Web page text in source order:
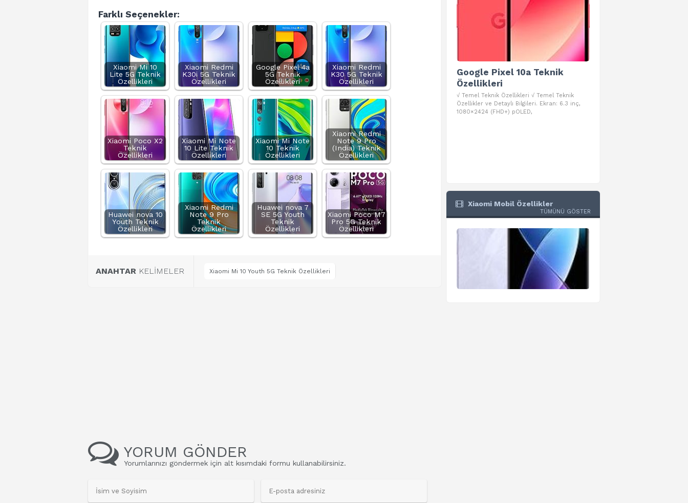
Farklı Seçenekler:
Xiaomi Mi 10
Lite 5G Teknik
Özellikleri
Xiaomi Redmi
K30i 5G Teknik
Özellikleri
Google Pixel 4a
5G Teknik
Özellikleri
Xiaomi Redmi
K30 5G Teknik
Özellikleri
Xiaomi Poco X2
Teknik
Özellikleri
Xiaomi Mi Note
10 Lite Teknik
Özellikleri
Xiaomi Mi Note
10 Teknik
Özellikleri
Xiaomi Redmi
Note 9 Pro
(India) Teknik
Özellikleri
Huawei nova 10
Youth Teknik
Özellikleri
Xiaomi Redmi
Note 9 Pro
Teknik
Özellikleri
Huawei nova 7
SE 5G Youth
Teknik
Özellikleri
Xiaomi Poco M7
Pro 5G Teknik
Özellikleri
ANAHTAR KELİMELER Xiaomi Mi 10 Youth 5G Teknik Özellikleri
YORUM GÖNDER
Yorumlarınızı göndermek için alt kısımdaki formu kullanabilirsiniz.
Google Pixel 10 Pro Teknik
Özellikleri
√ Temel Teknik Özellikleri √ Temel Teknik
Özellikler ve Detaylı Bilgileri. Ekran: 6.3 inç,
1280 x 2856 piksel, 120 Hz LTPO
Google Pixel 10a Teknik
Özellikleri
√ Temel Teknik Özellikleri √ Temel Teknik
Özellikler ve Detaylı Bilgileri. Ekran: 6.3 inç,
1080×2424 (FHD+) pOLED,
Xiaomi Mobil Özellikler
TÜMÜNÜ GÖSTER